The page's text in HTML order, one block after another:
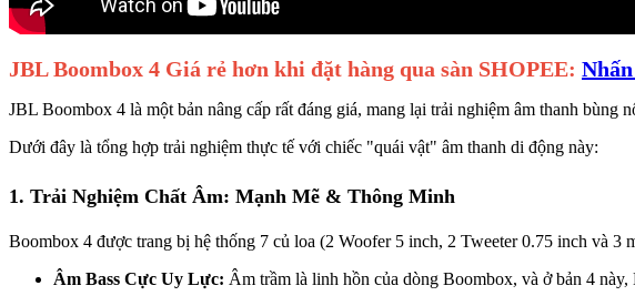
JBL Boombox 4 Giá rẻ hơn khi đặt hàng qua sàn SHOPEE:
JBL Boombox 4 là một bản nâng cấp rất đáng giá, mang lại trải nghiệm âm thanh bùng
Dưới đây là tổng hợp trải nghiệm thực tế với chiếc "quái vật" âm thanh di động này:
1. Trải Nghiệm Chất Âm: Mạnh Mẽ & Thông Minh
Boombox 4 được trang bị hệ thống 7 củ loa (2 Woofer 5 inch, 2 Tweeter 0.75 inch và 3
Âm Bass Cực Uy Lực: Âm trầm là linh hồn của dòng Boombox, và ở bản 4 này,